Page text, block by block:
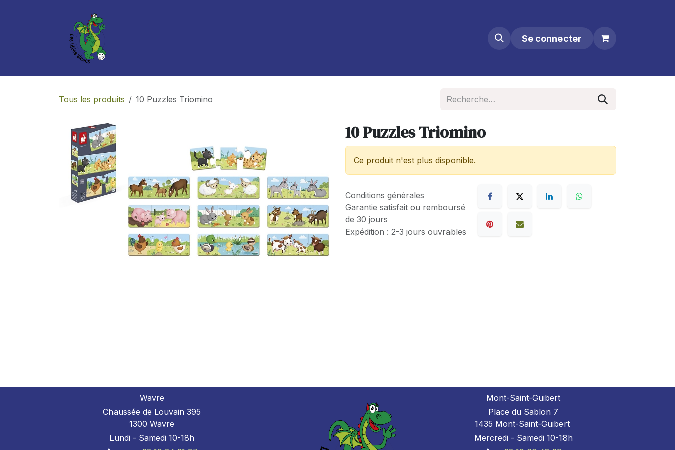
Se connecter
Tous les produits 10 Puzzles Triomino
10 Puzzles Triomino
Ce produit n'est plus disponible.
Conditions générales
Garantie satisfait ou remboursé
de 30 jours
Expédition : 2-3 jours ouvrables
Wavre
Chaussée de Louvain 395
1300 Wavre
Lundi - Samedi 10-18h
Mont-Saint-Guibert
Place du Sablon 7
1435 Mont-Saint-Guibert
Mercredi - Samedi 10-18h